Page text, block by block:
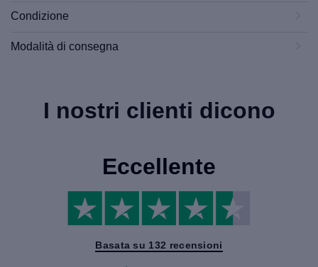
Condizione
Modalità di consegna
I nostri clienti dicono
Eccellente
Basata su 132 recensioni